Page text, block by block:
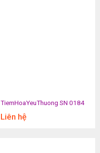
TiemHoaYeuThuong SN 0184
Liên hệ